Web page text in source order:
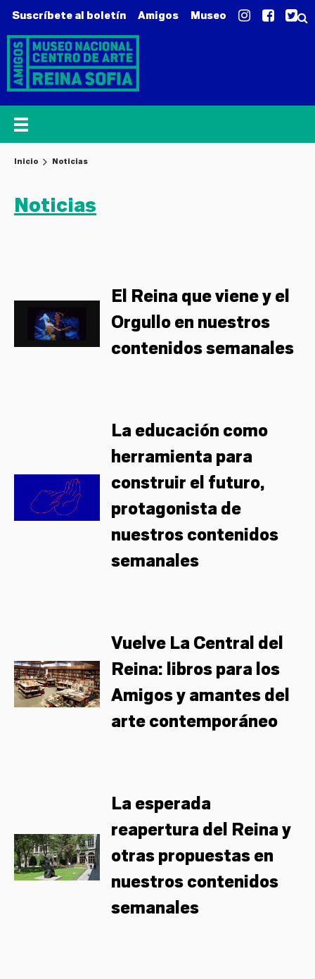
Suscríbete al boletín Amigos Museo
Inicio Noticias
Noticias
El Reina que viene y el
Orgullo en nuestros
contenidos semanales
La educación como
herramienta para
construir el futuro,
protagonista de
nuestros contenidos
semanales
Vuelve La Central del
Reina: libros para los
Amigos y amantes del
arte contemporáneo
La esperada
reapertura del Reina y
otras propuestas en
nuestros contenidos
semanales